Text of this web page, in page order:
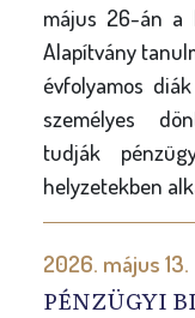
május 26-án a
Alapítvány
évfolyamos
személyes
tudják
helyzetekben
2026. május 13.
PÉNZÜGYI